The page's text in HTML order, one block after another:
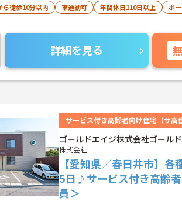
ら徒歩10分以内 車通勤可 年間休日110日以上 ボ
詳細を見る
サービス付き高齢者向け住宅（サ高
ゴールドエイジ株式会社ゴール
株式会社
【愛知県／春日井市】
5日♪サービス付き高齢
員＞